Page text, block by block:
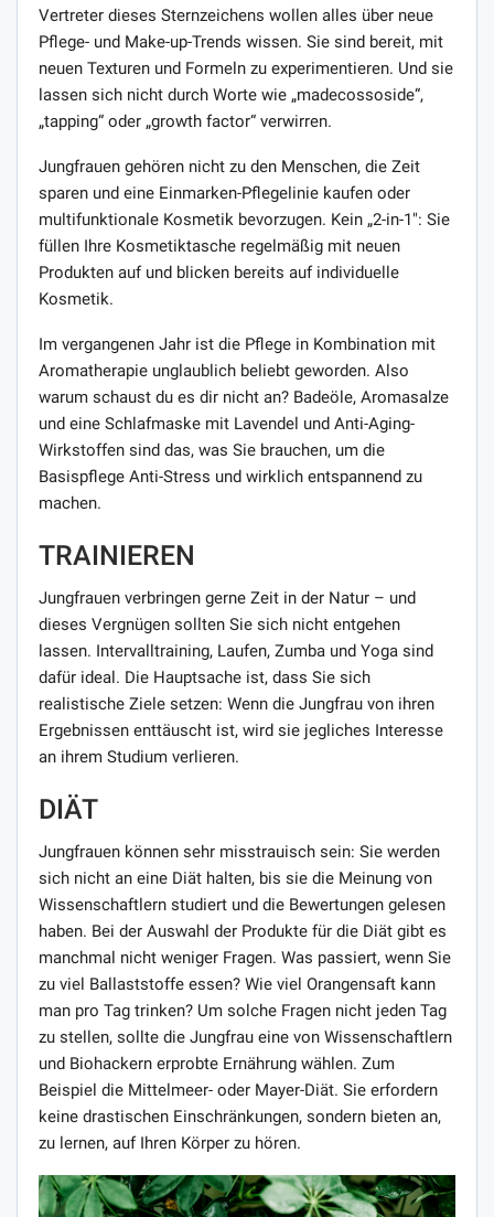
Vertreter dieses Sternzeichens wollen alles über neue
Pflege- und Make-up-Trends wissen. Sie sind bereit, mit
neuen Texturen und Formeln zu experimentieren. Und sie
lassen sich nicht durch Worte wie „madecossoside“,
„tapping“ oder „growth factor“ verwirren.
Jungfrauen gehören nicht zu den Menschen, die Zeit
sparen und eine Einmarken-Pflegelinie kaufen oder
multifunktionale Kosmetik bevorzugen. Kein „2-in-1″: Sie
füllen Ihre Kosmetiktasche regelmäßig mit neuen
Produkten auf und blicken bereits auf individuelle
Kosmetik.
Im vergangenen Jahr ist die Pflege in Kombination mit
Aromatherapie unglaublich beliebt geworden. Also
warum schaust du es dir nicht an? Badeöle, Aromasalze
und eine Schlafmaske mit Lavendel und Anti-Aging-
Wirkstoffen sind das, was Sie brauchen, um die
Basispflege Anti-Stress und wirklich entspannend zu
machen.
TRAINIEREN
Jungfrauen verbringen gerne Zeit in der Natur – und
dieses Vergnügen sollten Sie sich nicht entgehen
lassen. Intervalltraining, Laufen, Zumba und Yoga sind
dafür ideal. Die Hauptsache ist, dass Sie sich
realistische Ziele setzen: Wenn die Jungfrau von ihren
Ergebnissen enttäuscht ist, wird sie jegliches Interesse
an ihrem Studium verlieren.
DIÄT
Jungfrauen können sehr misstrauisch sein: Sie werden
sich nicht an eine Diät halten, bis sie die Meinung von
Wissenschaftlern studiert und die Bewertungen gelesen
haben. Bei der Auswahl der Produkte für die Diät gibt es
manchmal nicht weniger Fragen. Was passiert, wenn Sie
zu viel Ballaststoffe essen? Wie viel Orangensaft kann
man pro Tag trinken? Um solche Fragen nicht jeden Tag
zu stellen, sollte die Jungfrau eine von Wissenschaftlern
und Biohackern erprobte Ernährung wählen. Zum
Beispiel die Mittelmeer- oder Mayer-Diät. Sie erfordern
keine drastischen Einschränkungen, sondern bieten an,
zu lernen, auf Ihren Körper zu hören.